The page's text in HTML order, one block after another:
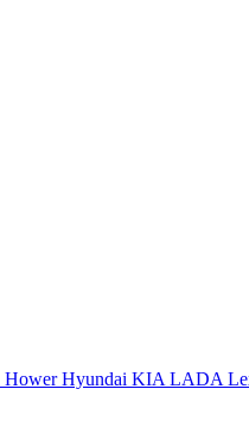
HowerHyundai KIA LADA